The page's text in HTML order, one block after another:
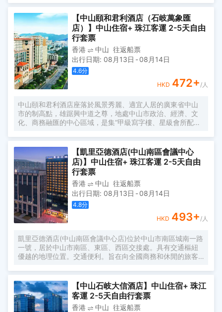
廳，東北菜，美食一條街；娛樂有靜心沐足、玉軒棋牌；著
名景點有孫中山故居、金鐘湖公園等；酒店周邊交通便利，
廣珠公路從酒店門口貫穿而過，京珠、東線、西線高速出入
口約10分鐘車程，距離中山汽車總站約15分鐘車程；是您商
務，會展，旅遊，休閒購物，親朋好友接待的上佳選擇。
【中山頤和君利酒店（石岐萬象匯
店）】中山住宿+ 珠江客運 2-5天自由
行套票
香港 中山 往返船票
出行日期: 08月13日 -08月14日
4.6分
HKD 472+ /人
中山頤和君利酒店座落於風景秀麗、適宜人居的廣東省中山
市的制高點，雄踞興中道之尊，地處中山市政治、經濟、文
化、商務融匯的中心區域，是集“甲級寫字樓、星級會所配
計，飽覽孫中山故鄉的迷人景緻，處處滲透宮廷式貴族氣
息，讓賓客體驗城中獨有的古堡、宮廷式服務。
【凱里亞德酒店(中山南區會議中心
店)】中山住宿+ 珠江客運 2-5天自由
行套票
香港 中山 往返船票
出行日期: 08月13日 -08月14日
4.8分
HKD 493+ /人
凱里亞德酒店(中山南區會議中心店)位於中山市南區城南一路
一號，居於中山市南區、東區、西區交接處。具有交通樞紐
優越的地理位置。交通便利。旨在向全國商務和休閒的旅客
KTV、沐足、健身房、石岐大信新都匯、悅盈食街、親子王
國約五分鐘車程，距離孫中山步行街、孫中山紀念公園、興
中廣場幻彩摩天輪約3公里，配備露天、地下停車場也為您的
出行方便提供保障。
【中山石岐大信酒店】中山住宿+ 珠江
客運 2-5天自由行套票
香港 中山 往返船票